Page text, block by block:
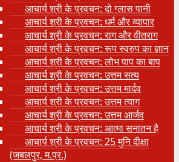
आचार्य श्री के प्रवचन: दो ग्लास पानी
आचार्य श्री के प्रवचन: धर्म और व्यापार
आचार्य श्री के प्रवचन: राग और वीतराग
आचार्य श्री के प्रवचन: रूप स्वरुप का ज्ञान
आचार्य श्री के प्रवचन: लोभ पाप का बाप
आचार्य श्री के प्रवचन: उत्तम सत्य
आचार्य श्री के प्रवचन: उत्तम मार्दव
आचार्य श्री के प्रवचन: उत्तम त्याग
आचार्य श्री के प्रवचन: उत्तम आर्जव
आचार्य श्री के प्रवचन: आत्मा सनातन है
आचार्य श्री के प्रवचन: 25 मुनि दीक्षा
(जबलपुर, म.प्र.)